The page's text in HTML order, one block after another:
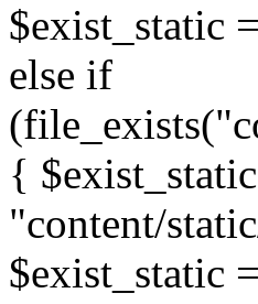
$exist_static
else if
{
"content/
$exist_static